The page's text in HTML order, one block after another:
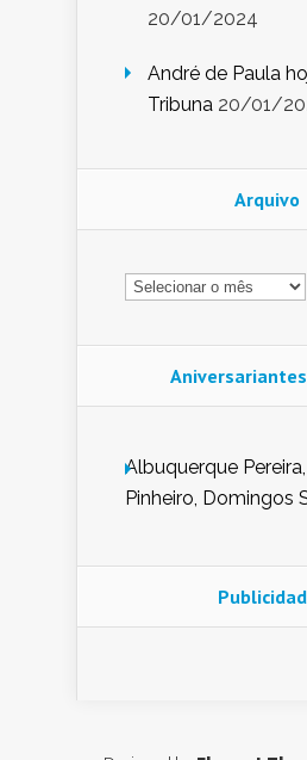
20/01/2024
André de Paula
Tribuna 20/01/
Arquivo
Arquivo
Albuquerque
Pinheiro, Domingos
Nunes de Sena,
Glória Pereira, Kátia